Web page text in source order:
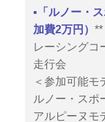
▪️「ルノー・
加費2万円） **
レーシングコ
走行会
＜参加可能モ
ルノー・スポ
アルピーヌモ